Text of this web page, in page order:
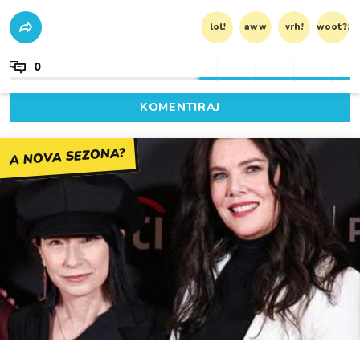
lol! aww vrh! woot?!
0
KOMENTIRAJ
A NOVA SEZONA?